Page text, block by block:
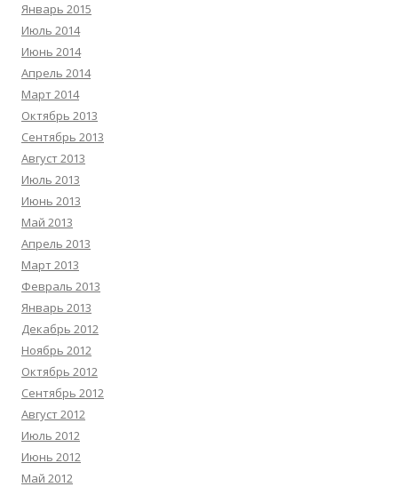
Январь 2015
Июль 2014
Июнь 2014
Апрель 2014
Март 2014
Октябрь 2013
Сентябрь 2013
Август 2013
Июль 2013
Июнь 2013
Май 2013
Апрель 2013
Март 2013
Февраль 2013
Январь 2013
Декабрь 2012
Ноябрь 2012
Октябрь 2012
Сентябрь 2012
Август 2012
Июль 2012
Июнь 2012
Май 2012